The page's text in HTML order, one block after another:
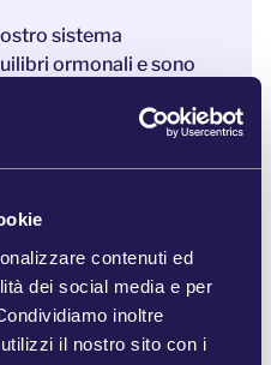
contenuti ed
dei social media e per
inoltre
il nostro sito con i
sistema
ormonali e sono
tumori. [3] In tutta
possono nemmeno
quanto è
finalmente abbiamo
vietarle in tutta
da paesi come
hanno spianato la
storico divieto. [5]